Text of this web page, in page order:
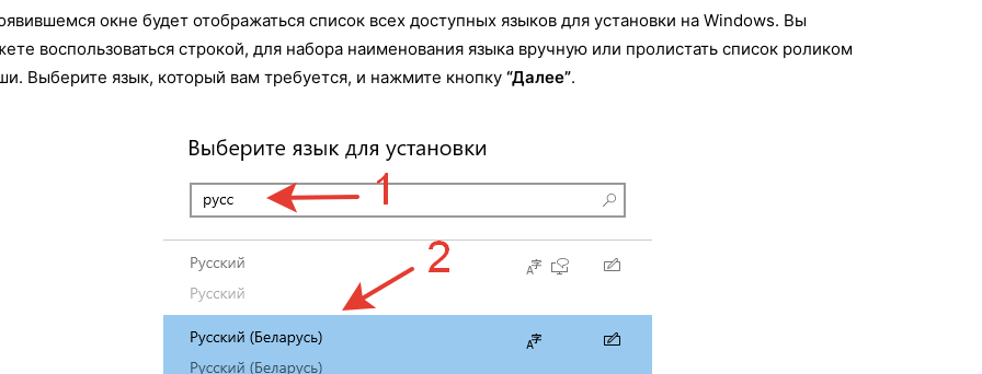
окне будет отображаться список всех доступных языков для установки на Windows. Вы
воспользоваться строкой, для набора наименования языка вручную или пролистать список роликом
Выберите язык, который вам требуется, и нажмите кнопку “Далее”.